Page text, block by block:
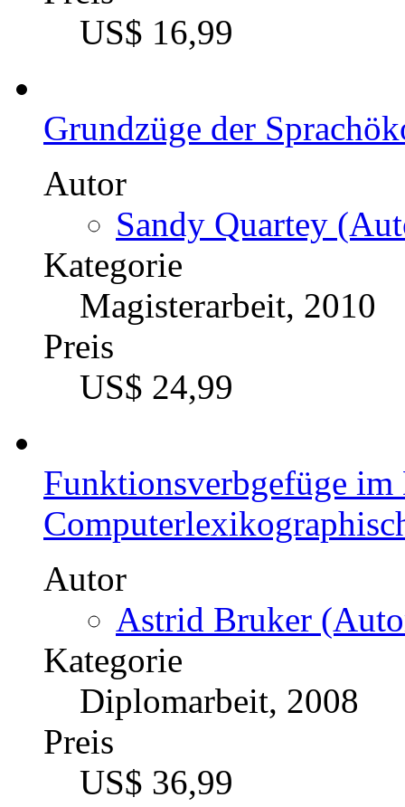
US$ 16,99
Grundzüge der
Autor
Sandy Quartey
Kategorie
Magisterarbeit, 2010
Preis
US$ 24,99
Funktionsverbgefüge im
Autor
Astrid Bruker
Kategorie
Diplomarbeit, 2008
Preis
US$ 36,99